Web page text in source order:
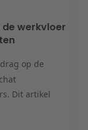
werkvloer
op de
Dit artikel